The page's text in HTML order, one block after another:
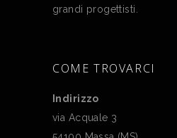
grandi progettisti.
COME TROVARCI
Indirizzo
via Acquale 3